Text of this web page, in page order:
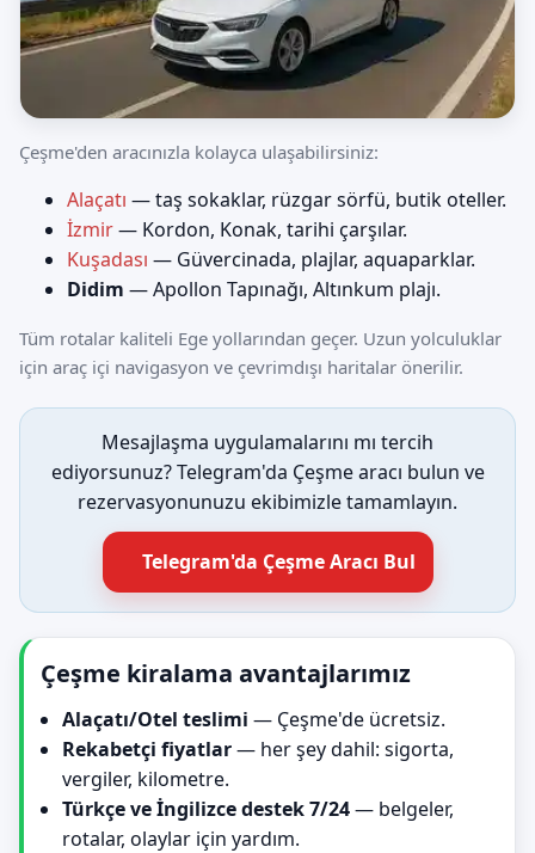
Çeşme'den aracınızla kolayca ulaşabilirsiniz:
Alaçatı — taş sokaklar, rüzgar sörfü, butik oteller.
İzmir— Kordon, Konak, tarihi çarşılar.
Kuşadası — Güvercinada, plajlar, aquaparklar.
Didim — Apollon Tapınağı, Altınkum plajı.
Tüm rotalar kaliteli Ege yollarından geçer. Uzun yolculuklar
için araç içi navigasyon ve çevrimdışı haritalar önerilir.
Mesajlaşma uygulamalarını mı tercih
ediyorsunuz? Telegram'da Çeşme aracı bulun ve
rezervasyonunuzu ekibimizle tamamlayın.
Telegram'da Çeşme Aracı Bul
Çeşme kiralama avantajlarımız
Alaçatı/Otel teslimi — Çeşme'de ücretsiz.
Rekabetçi fiyatlar— her şey dahil: sigorta,
vergiler, kilometre.
Türkçe ve İngilizce destek 7/24— belgeler,
rotalar, olaylar için yardım.